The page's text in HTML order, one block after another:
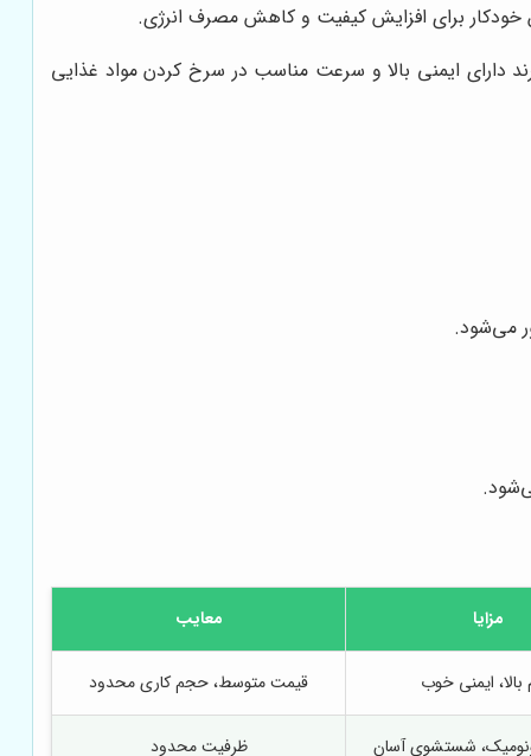
برای افزایش کیفیت و کاهش مصرف انرژی.
دارای ایمنی بالا و سرعت مناسب در سرخ کردن مواد غذایی
می‌شود.
مزایا معایب
بالا، ایمنی خوب قیمت متوسط، حجم کاری محدود
شستشوی آسان ظرفیت محدود